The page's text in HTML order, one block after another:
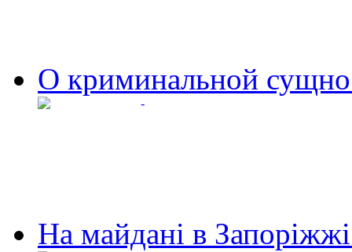
О криминальной
На майдані в